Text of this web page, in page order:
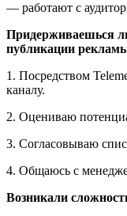
— работают с
Придерживаешься
публикации
1. Посредством
каналу.
2. Оцениваю
3. Согласовываю
4. Общаюсь с
Возникали